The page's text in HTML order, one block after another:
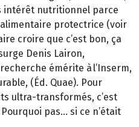
intérêt nutritionnel parce
protectrice (voir
croire que c’est bon, ça
Denis Lairon,
émérite à l’Inserm,
(Éd. Quae). Pour
ultra-transformés, c’est
pas… si ce n’était